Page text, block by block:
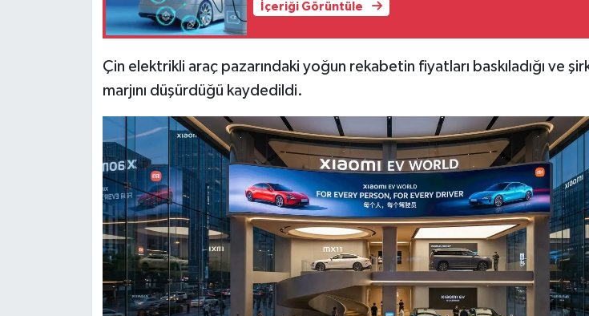
İçeriği Görüntüle
Çin elektrikli araç pazarındaki yoğun rekabetin fiyatları baskıladığı ve
marjını düşürdüğü kaydedildi.
Yemek Tarifleri